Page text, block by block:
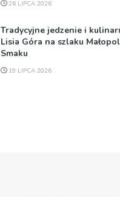
26 LIPCA 2026
Tradycyjne jedzenie i
Lisia Góra na szlaku
Smaku
19 LIPCA 2026